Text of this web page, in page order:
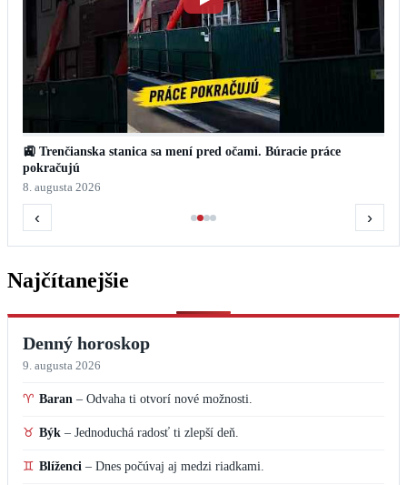
🚉 Trenčianska stanica sa mení pred očami. Búracie práce
pokračujú
8. augusta 2026
‹ ›
Najčítanejšie
Denný horoskop
9. augusta 2026
♈ Baran – Odvaha ti otvorí nové možnosti.
♉ Býk – Jednoduchá radosť ti zlepší deň.
♊ Blíženci – Dnes počúvaj aj medzi riadkami.